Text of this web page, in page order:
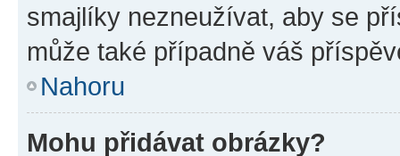
smajlíky nezneužívat, aby se
může také případně váš
Nahoru
Mohu přidávat obrázky?